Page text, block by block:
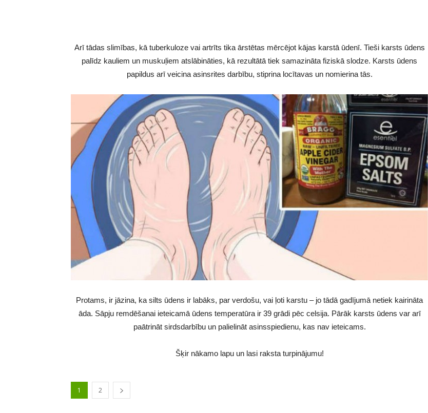
Arī tādas slimības, kā tuberkuloze vai artrīts tika ārstētas mērcējot kājas karstā ūdenī. Tieši karsts ūdens
palīdz kauliem un muskuļiem atslābināties, kā rezultātā tiek samazināta fiziskā slodze. Karsts ūdens
papildus arī veicina asinsrites darbību, stiprina locītavas un nomierina tās.
Protams, ir jāzina, ka silts ūdens ir labāks, par verdošu, vai ļoti karstu – jo tādā gadījumā netiek kairināta
āda. Sāpju remdēšanai ieteicamā ūdens temperatūra ir 39 grādi pēc celsija. Pārāk karsts ūdens var arī
paātrināt sirdsdarbību un palielināt asinsspiedienu, kas nav ieteicams.
Šķir nākamo lapu un lasi raksta turpinājumu!
1 2